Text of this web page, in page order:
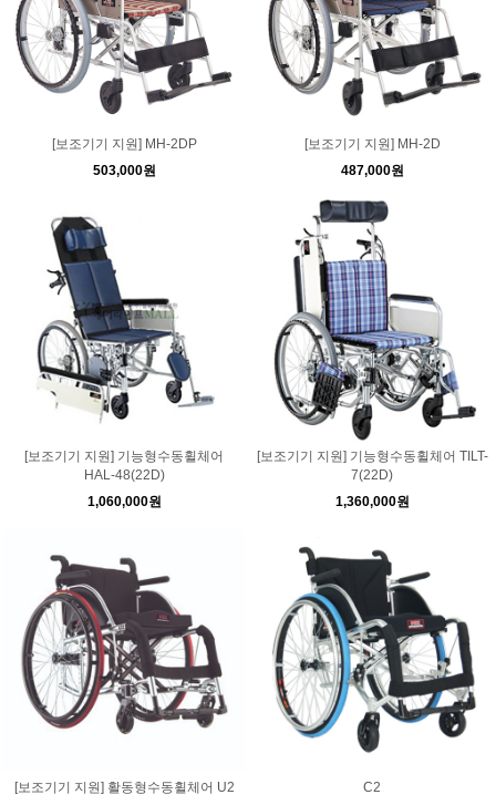
[보조기기 지원] MH-2DP
503,000원
[보조기기 지원] MH-2D
487,000원
[보조기기 지원] 기능형수동휠체어
HAL-48(22D)
1,060,000원
[보조기기 지원] 기능형수동휠체어 TILT-
7(22D)
1,360,000원
[보조기기 지원] 활동형수동휠체어 U2
C2